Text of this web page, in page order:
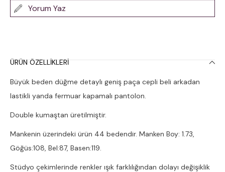
Yorum Yaz
ÜRÜN ÖZELLIKLERI
Büyük beden düğme detaylı geniş paça cepli beli arkadan
lastikli yanda fermuar kapamalı pantolon.
Double kumaştan üretilmiştir.
Mankenin üzerindeki ürün 44 bedendir. Manken Boy: 1.73,
Göğüs:108, Bel:87, Basen:119.
Stüdyo çekimlerinde renkler ışık farklılığından dolayı değişiklik